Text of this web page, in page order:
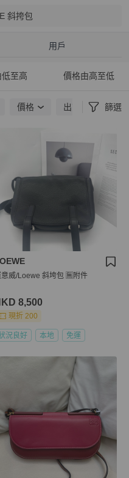
斜挎包
用戶
至高 價格由高至低
價格 出貨地點 篩選
意威/Loewe 斜垮包 🈚附件
8,500
現折 200
況良好 本地 免運